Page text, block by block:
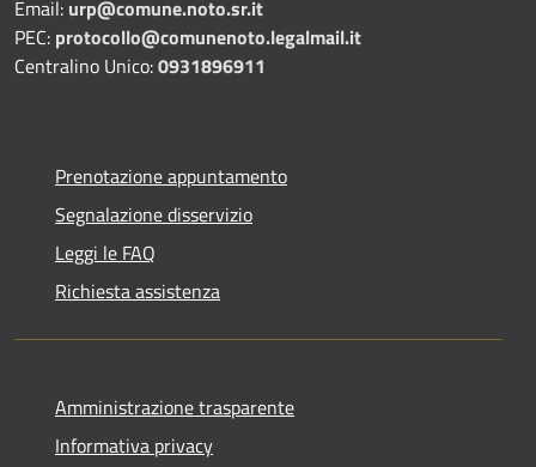
Email: urp@comune.noto.sr.it
PEC: protocollo@comunenoto.legalmail.it
Centralino Unico:0931896911
Prenotazione appuntamento
Segnalazione disservizio
Leggi le FAQ
Richiesta assistenza
Amministrazione trasparente
Informativa privacy